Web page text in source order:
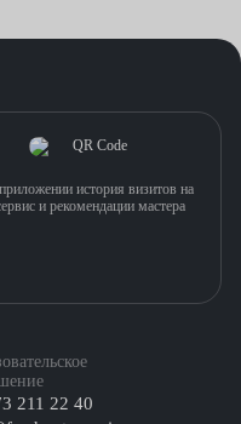
211 22 40
история визитов на
и рекомендации мастера